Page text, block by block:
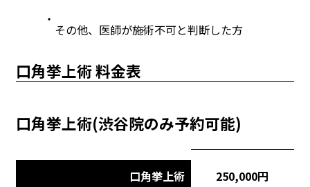
その他、医師が施術不可と判断した方
口角挙上術 料金表
口角挙上術(渋谷院のみ予約可能)
口角挙上術 250,000円